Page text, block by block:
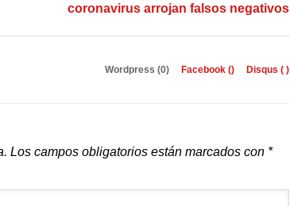
coronavirus arrojan falsos negativos
Wordpress (0) Facebook () Disqus ( )
Los campos obligatorios están marcados con *